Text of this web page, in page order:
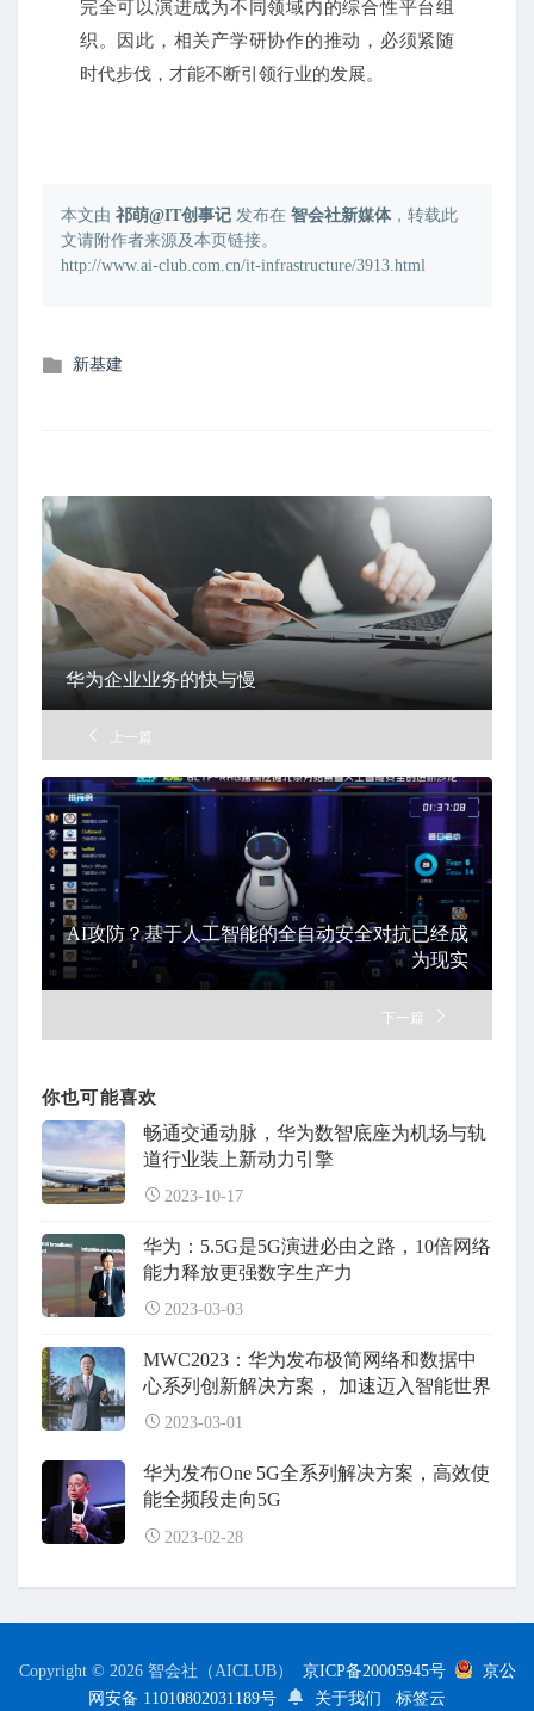
完全可以演进成为不同领域内的综合性平台组
织。因此，相关产学研协作的推动，必须紧随
时代步伐，才能不断引领行业的发展。
本文由 祁萌@IT创事记 发布在 智会社新媒体，转载此
文请附作者来源及本页链接。
http://www.ai-club.com.cn/it-infrastructure/3913.html
发
新基建
华为企业业务的快与慢
上一篇
AI攻防？基于人工智能的全自动安全对抗已经成
为现实
下一篇
你也可能喜欢
畅通交通动脉，华为数智底座为机场与轨
道行业装上新动力引擎
2023-10-17
华为：5.5G是5G演进必由之路，10倍网络
能力释放更强数字生产力
2023-03-03
MWC2023：华为发布极简网络和数据中
心系列创新解决方案， 加速迈入智能世界
2023-03-01
华为发布One 5G全系列解决方案，高效使
能全频段走向5G
2023-02-28
Copyright © 2026 智会社（AICLUB） 京ICP备20005945号
京公
网安备 11010802031189号
关于我们 标签云